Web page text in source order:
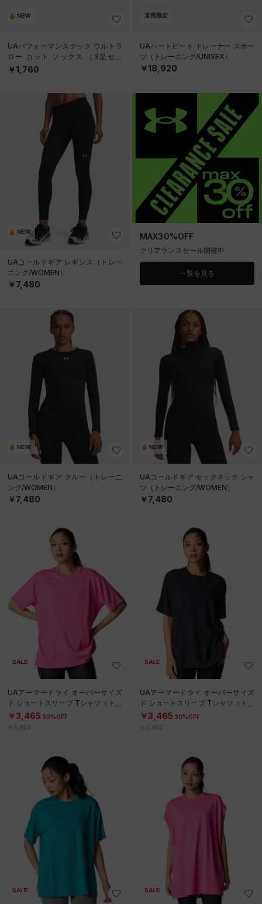
NEW
UAパフォーマンステック ウルトラ
ロー カット ソックス （3足セッ
ト）（トレーニング/UNISEX）
￥1,760
直営限定
UAハートビート トレーナー スポー
ツ（トレーニング/UNISEX）
￥18,920
NEW
UAコールドギア レギンス（トレー
ニング/WOMEN）
￥7,480
MAX30%OFF
クリアランスセール開催中
一覧を見る
NEW
UAコールドギア クルー（トレーニ
ング/WOMEN）
￥7,480
NEW
UAコールドギア モックネック シャ
ツ（トレーニング/WOMEN）
￥7,480
SALE
UAアーマードライ オーバーサイズ
ド ショートスリーブ Tシャツ（トレ
ーニング/WOMEN）
￥3,465 30%OFF
￥4,950
SALE
UAアーマードライ オーバーサイズ
ド ショートスリーブ Tシャツ（トレ
ーニング/WOMEN）
￥3,465 30%OFF
￥4,950
SALE SALE